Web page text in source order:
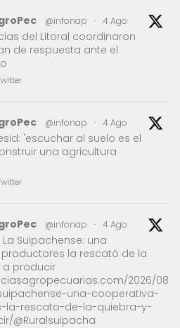
@infonap · 4 Ago
del Litoral coordinaron
de respuesta ante el
@infonap · 4 Ago
'escuchar al suelo es el
una agricultura
@infonap · 4 Ago
Suipachense: una
la rescató de la
a producir
2026/08/
una-cooperativa-
la-rescato-de-la-quiebra-y-
@Ruralsuipacha